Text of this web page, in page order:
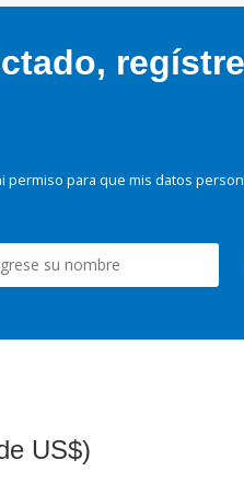
permiso para que mis datos
US$)